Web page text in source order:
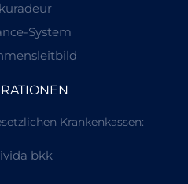
System
Krankenkassen:
bkk